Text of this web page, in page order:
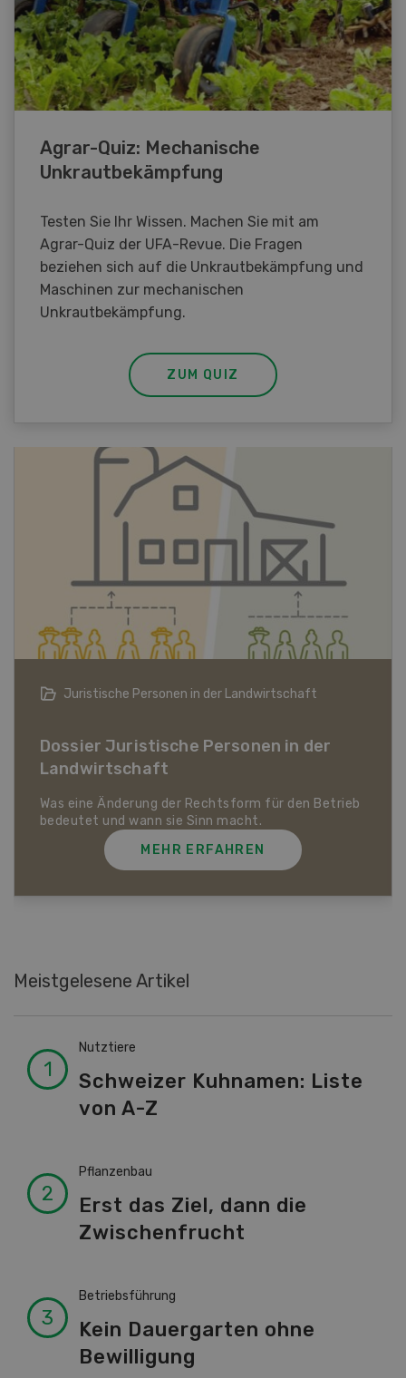
Agrar-Quiz: Mechanische
Unkrautbekämpfung
Testen Sie Ihr Wissen. Machen Sie mit am
Agrar-Quiz der UFA-Revue. Die Fragen
beziehen sich auf die Unkrautbekämpfung und
Maschinen zur mechanischen
Unkrautbekämpfung.
ZUM QUIZ
Bio-Artikel
Dossier Bio-Artikel
MEHR ERFAHREN
Meistgelesene Artikel
Nutztiere
Schweizer Kuhnamen: Liste
von A-Z
Pflanzenbau
Erst das Ziel, dann die
Zwischenfrucht
Betriebsführung
Kein Dauergarten ohne
Bewilligung